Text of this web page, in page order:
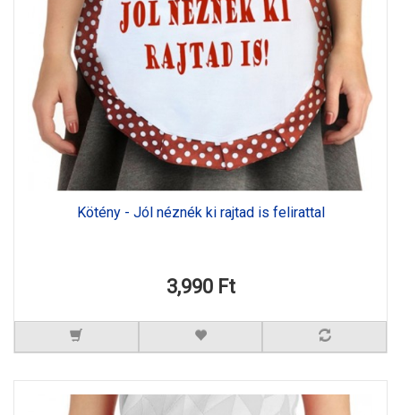
Kötény - Jól néznék ki rajtad is felirattal
3,990 Ft